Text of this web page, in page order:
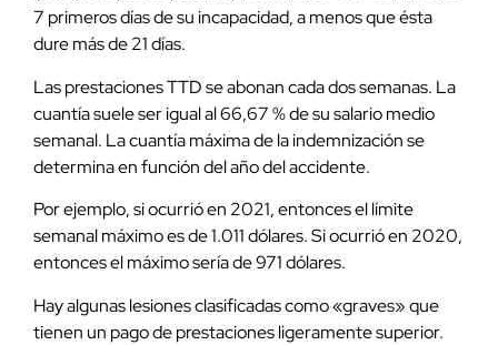
7 primeros días de su incapacidad, a menos que ésta
dure más de 21 días.
Las prestaciones TTD se abonan cada dos semanas. La
cuantía suele ser igual al 66,67 % de su salario medio
semanal. La cuantía máxima de la indemnización se
determina en función del año del accidente.
Por ejemplo, si ocurrió en 2021, entonces el límite
semanal máximo es de 1.011 dólares. Si ocurrió en 2020,
entonces el máximo sería de 971 dólares.
Hay algunas lesiones clasificadas como «graves» que
tienen un pago de prestaciones ligeramente superior.